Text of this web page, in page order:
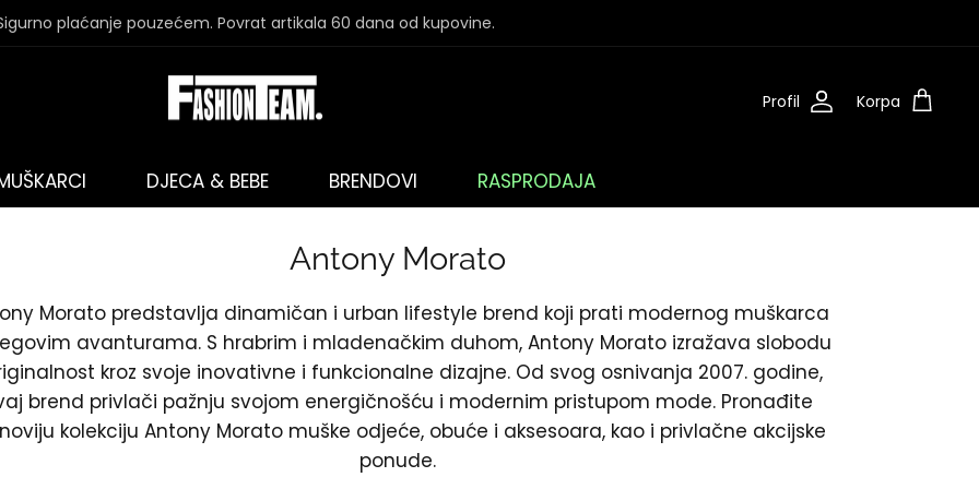
plaćanje pouzećem. Povrat artikala 60 dana od kupovine.
Profil Korpa
DJECA & BEBE BRENDOVI RASPRODAJA
Antony Morato
Morato predstavlja dinamičan i urban lifestyle brend koji prati modernog muškarca
avanturama. S hrabrim i mladenačkim duhom, Antony Morato izražava slobodu
kroz svoje inovativne i funkcionalne dizajne. Od svog osnivanja 2007. godine,
brend privlači pažnju svojom energičnošću i modernim pristupom mode. Pronađite
kolekciju Antony Morato muške odjeće, obuće i aksesoara, kao i privlačne akcijske
ponude.